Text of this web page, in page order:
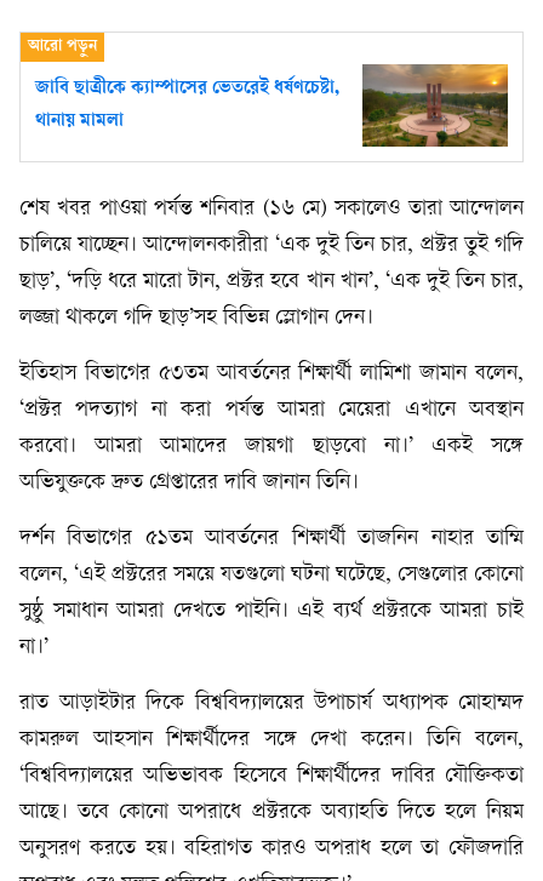
জাবি ছাত্রীকে ক্যাম্পাসের ভেতরেই ধর্ষণচেষ্টা,
থানায় মামলা
শেষ খবর পাওয়া পর্যন্ত শনিবার (১৬ মে) সকালেও তারা আন্দোলন
চালিয়ে যাচ্ছেন। আন্দোলনকারীরা ‘এক দুই তিন চার, প্রক্টর তুই গদি
ছাড়’, ‘দড়ি ধরে মারো টান, প্রক্টর হবে খান খান’, ‘এক দুই তিন চার,
লজ্জা থাকলে গদি ছাড়’সহ বিভিন্ন স্লোগান দেন।
ইতিহাস বিভাগের ৫৩তম আবর্তনের শিক্ষার্থী লামিশা জামান বলেন,
‘প্রক্টর পদত্যাগ না করা পর্যন্ত আমরা মেয়েরা এখানে অবস্থান
করবো। আমরা আমাদের জায়গা ছাড়বো না।’ একই সঙ্গে
অভিযুক্তকে দ্রুত গ্রেপ্তারের দাবি জানান তিনি।
দর্শন বিভাগের ৫১তম আবর্তনের শিক্ষার্থী তাজনিন নাহার তাম্মি
বলেন, ‘এই প্রক্টরের সময়ে যতগুলো ঘটনা ঘটেছে, সেগুলোর কোনো
সুষ্ঠু সমাধান আমরা দেখতে পাইনি। এই ব্যর্থ প্রক্টরকে আমরা চাই
না।’
রাত আড়াইটার দিকে বিশ্ববিদ্যালয়ের উপাচার্য অধ্যাপক মোহাম্মদ
কামরুল আহসান শিক্ষার্থীদের সঙ্গে দেখা করেন। তিনি বলেন,
‘বিশ্ববিদ্যালয়ের অভিভাবক হিসেবে শিক্ষার্থীদের দাবির যৌক্তিকতা
আছে। তবে কোনো অপরাধে প্রক্টরকে অব্যাহতি দিতে হলে নিয়ম
অনুসরণ করতে হয়। বহিরাগত কারও অপরাধ হলে তা ফৌজদারি